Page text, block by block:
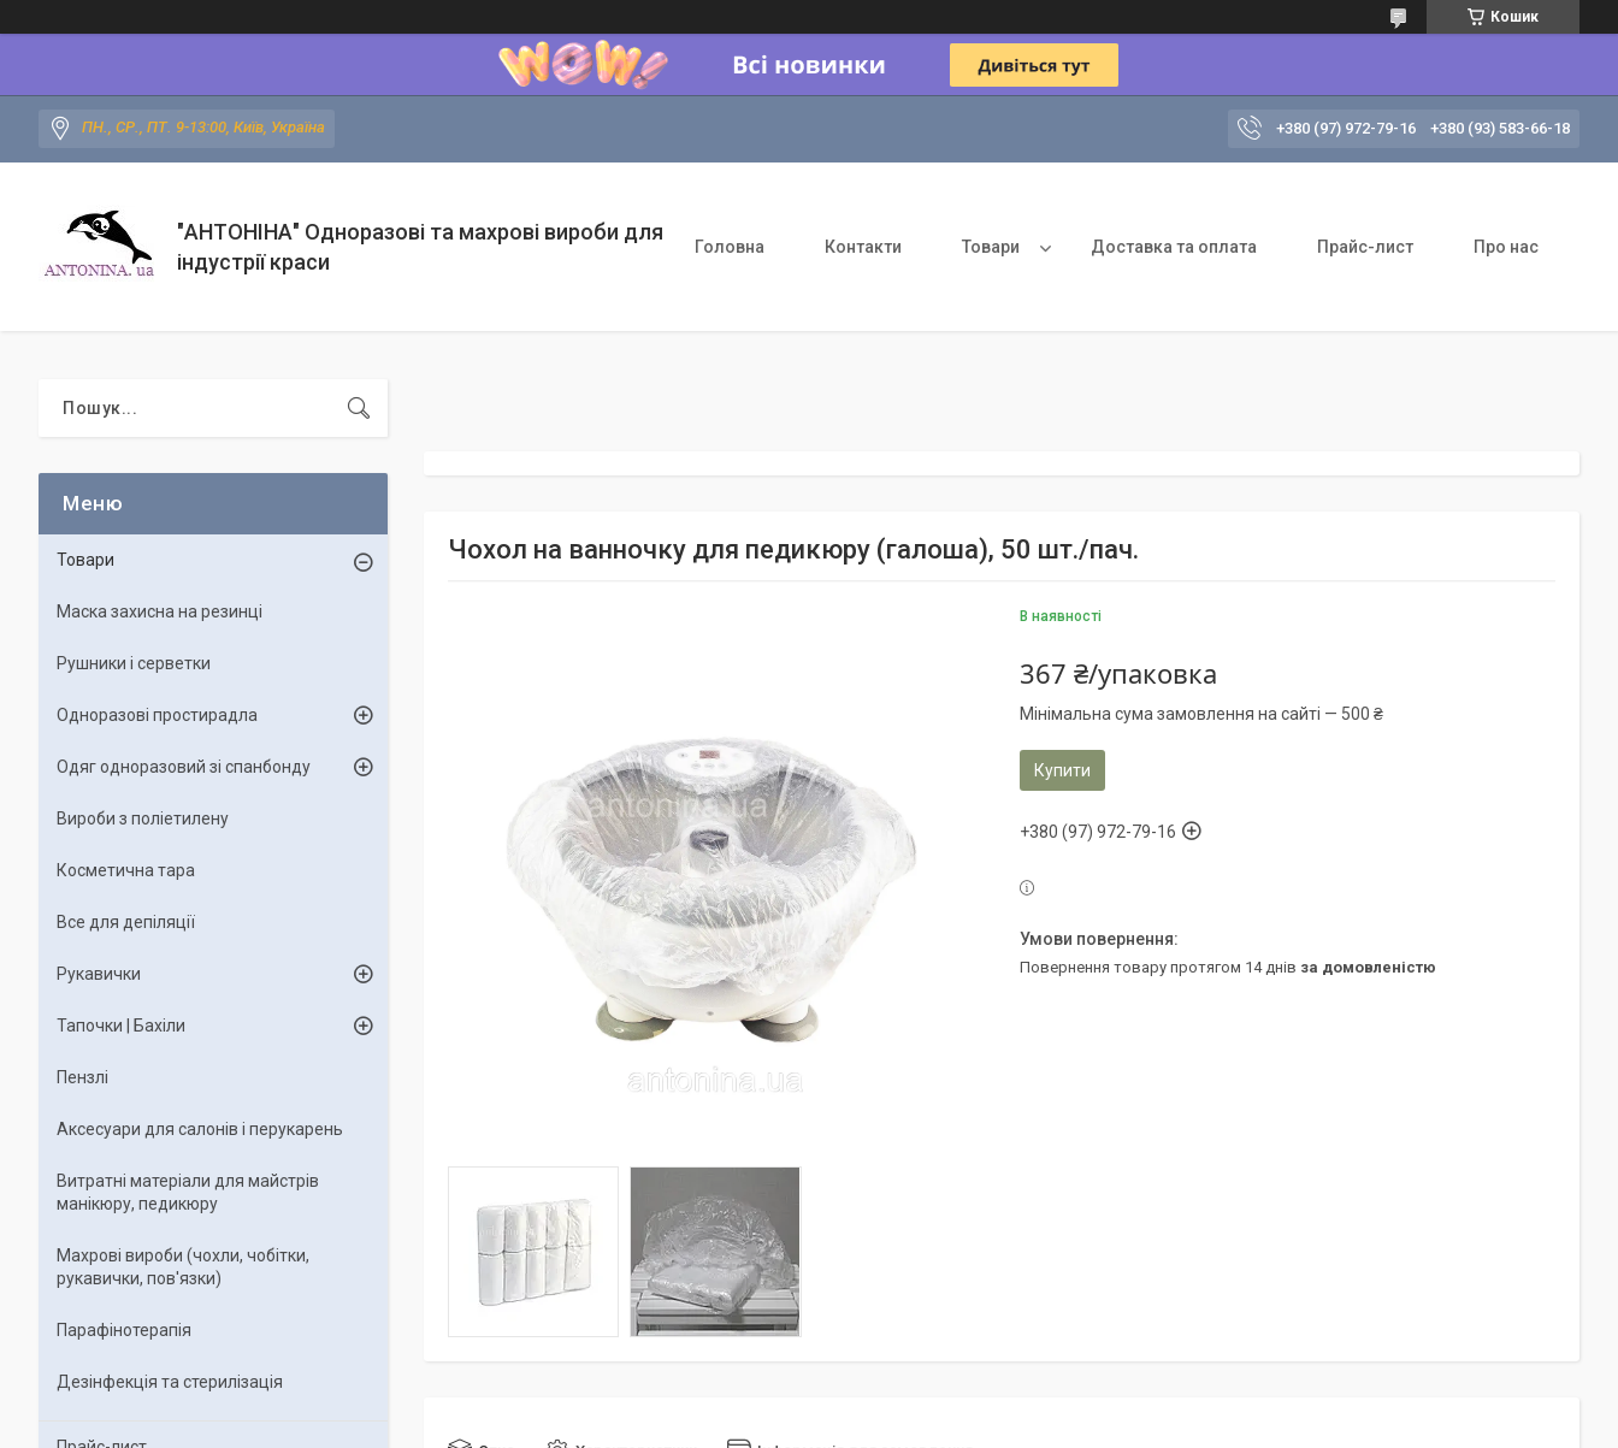
Кошик
ПН., СР., ПТ. 9-13:00, Київ, Україна +380 (97) 972-79-16 +380 (93) 583-66-18
"АНТОНІНА" Одноразові та махрові вироби для
індустрії краси
Головна Контакти Товари Доставка та оплата Прайс-лист Про нас
Чохол на ванночку для педикюру (галоша), 50 шт./пач.
В наявності
367 ₴/упаковка
Мінімальна сума замовлення на сайті — 500 ₴
Купити
+380 (97) 972-79-16
повернення товару протягом 14 днів за домовленістю
Товари
Маска захисна на резинці
Рушники і серветки
Одноразові простирадла
Одяг одноразовий зі спанбонду
Вироби з поліетилену
Косметична тара
Все для депіляції
Рукавички
Тапочки | Бахіли
Пензлі
Аксесуари для салонів і перукарень
Витратні матеріали для майстрів
манікюру, педикюру
Махрові вироби (чохли, чобітки,
рукавички, пов'язки)
Парафінотерапія
Дезінфекція та стерилізація